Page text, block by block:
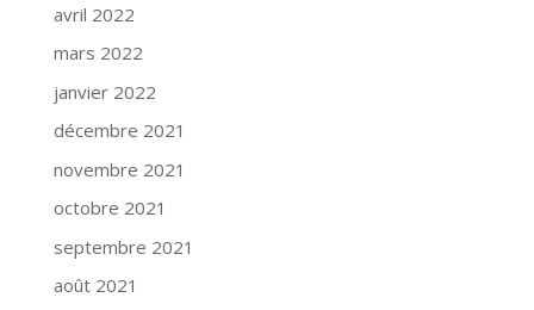
avril 2022
mars 2022
janvier 2022
décembre 2021
novembre 2021
octobre 2021
septembre 2021
août 2021